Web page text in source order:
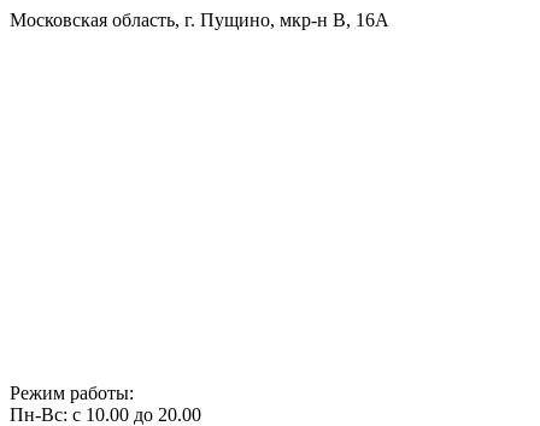
Московская область, г. Пущино, мкр-н В, 16А
Режим работы:
Пн-Вс: с 10.00 до 20.00